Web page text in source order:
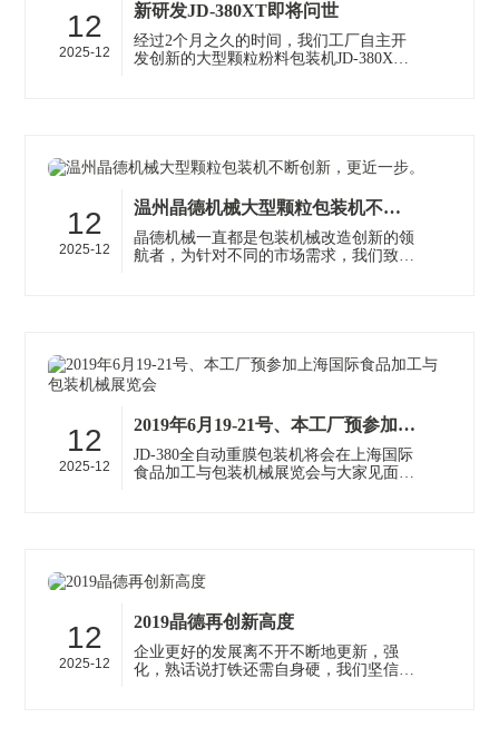
12
2025-12
新研发JD-380XT即将问世
经过2个月之久的时间，我们工厂自主开
发创新的大型颗粒粉料包装机JD-380XT
12
2025-12
温州晶德机械大型颗粒包装机不断创新，更近一步。
晶德机械一直都是包装机械改造创新的领
航者，为针对不同的市场需求，我们致力
12
2025-12
2019年6月19-21号、本工厂预参加上海国际食品加工与包装机械展览会
JD-380全自动重膜包装机将会在上海国际
食品加工与包装机械展览会与大家见面，
12
2025-12
2019晶德再创新高度
企业更好的发展离不开不断地更新，强
化，熟话说打铁还需自身硬，我们坚信这